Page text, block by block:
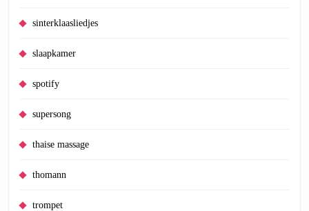
sinterklaasliedjes
slaapkamer
spotify
supersong
thaise massage
thomann
trompet